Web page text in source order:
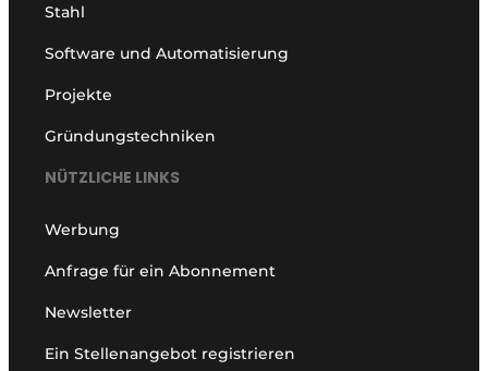
Stahl
Software und Automatisierung
Projekte
Gründungstechniken
NÜTZLICHE LINKS
Werbung
Anfrage für ein Abonnement
Newsletter
Ein Stellenangebot registrieren